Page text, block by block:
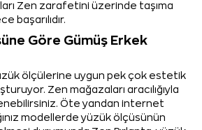
Zen zarafetini üzerinde taşıma
başarılıdır.
Göre Gümüş Erkek
ölçülerine uygun pek çok estetik
Zen mağazaları aracılığıyla
Öte yandan internet
modellerde yüzük ölçüsünün